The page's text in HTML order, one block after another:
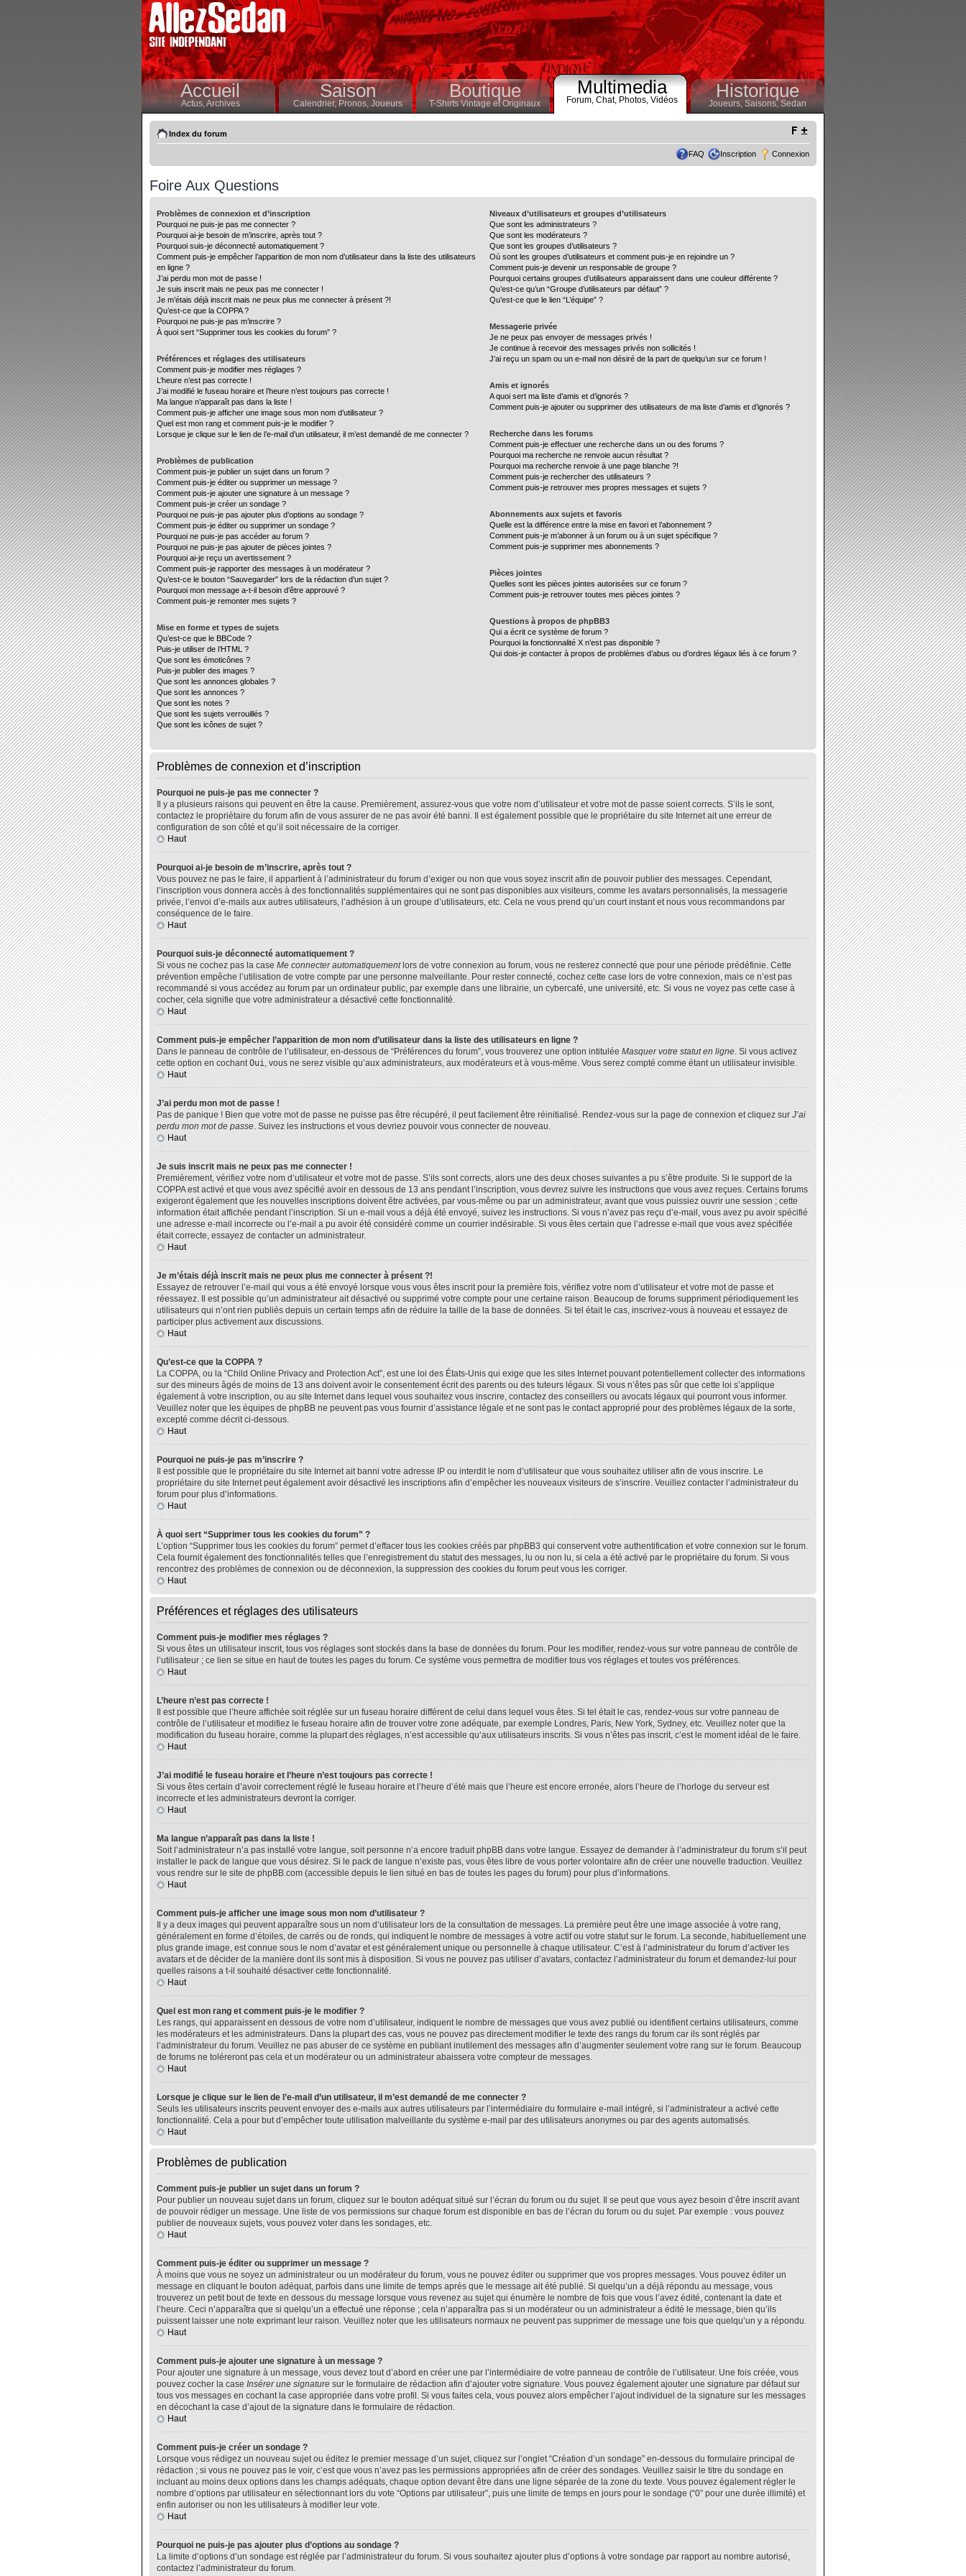
Accueil
Actus,Archives
Saison
Calendrier,Pronos, Joueurs
Boutique
T-Shirts Vintage et Originaux
Multimedia
Forum, Chat, Photos, Vidéos Historique
Joueurs, Saisons,Sedan
Index du forum
FAQ Inscription Connexion
Foire Aux Questions
Problèmes de connexion et d’inscription
Pourquoi ne puis-je pas me connecter ?
Pourquoi ai-je besoin de m’inscrire, après tout ?
Pourquoi suis-je déconnecté automatiquement ?
Comment puis-je empêcher l’apparition de mon nom d’utilisateur dans la liste des utilisateurs
en ligne ?
J’ai perdu mon mot de passe !
Je suis inscrit mais ne peux pas me connecter !
Je m’étais déjà inscrit mais ne peux plus me connecter à présent ?!
Qu’est-ce que la COPPA ?
Pourquoi ne puis-je pas m’inscrire ?
À quoi sert “Supprimer tous les cookies du forum” ?
Préférences et réglages des utilisateurs
Comment puis-je modifier mes réglages ?
L’heure n’est pas correcte !
J’ai modifié le fuseau horaire et l’heure n’est toujours pas correcte !
Ma langue n’apparaît pas dans la liste !
Comment puis-je afficher une image sous mon nom d’utilisateur ?
Quel est mon rang et comment puis-je le modifier ?
Lorsque je clique sur le lien de l’e-mail d’un utilisateur, il m’est demandé de me connecter ?
Problèmes de publication
Comment puis-je publier un sujet dans un forum ?
Comment puis-je éditer ou supprimer un message ?
Comment puis-je ajouter une signature à un message ?
Comment puis-je créer un sondage ?
Pourquoi ne puis-je pas ajouter plus d’options au sondage ?
Comment puis-je éditer ou supprimer un sondage ?
Pourquoi ne puis-je pas accéder au forum ?
Pourquoi ne puis-je pas ajouter de pièces jointes ?
Pourquoi ai-je reçu un avertissement ?
Comment puis-je rapporter des messages à un modérateur ?
Qu’est-ce le bouton “Sauvegarder” lors de la rédaction d’un sujet ?
Pourquoi mon message a-t-il besoin d’être approuvé ?
Comment puis-je remonter mes sujets ?
Mise en forme et types de sujets
Qu’est-ce que le BBCode ?
Puis-je utiliser de l’HTML ?
Que sont les émoticônes ?
Puis-je publier des images ?
Que sont les annonces globales ?
Que sont les annonces ?
Que sont les notes ?
Que sont les sujets verrouillés ?
Que sont les icônes de sujet ?
Niveaux d’utilisateurs et groupes d’utilisateurs
Que sont les administrateurs ?
Que sont les modérateurs ?
Que sont les groupes d’utilisateurs ?
Où sont les groupes d’utilisateurs et comment puis-je en rejoindre un ?
Comment puis-je devenir un responsable de groupe ?
Pourquoi certains groupes d’utilisateurs apparaissent dans une couleur différente ?
Qu’est-ce qu’un “Groupe d’utilisateurs par défaut” ?
Qu’est-ce que le lien “L’équipe” ?
Messagerie privée
Je ne peux pas envoyer de messages privés !
Je continue à recevoir des messages privés non sollicités !
J’ai reçu un spam ou un e-mail non désiré de la part de quelqu’un sur ce forum !
Amis et ignorés
A quoi sert ma liste d’amis et d’ignorés ?
Comment puis-je ajouter ou supprimer des utilisateurs de ma liste d’amis et d’ignorés ?
Recherche dans les forums
Comment puis-je effectuer une recherche dans un ou des forums ?
Pourquoi ma recherche ne renvoie aucun résultat ?
Pourquoi ma recherche renvoie à une page blanche ?!
Comment puis-je rechercher des utilisateurs ?
Comment puis-je retrouver mes propres messages et sujets ?
Abonnements aux sujets et favoris
Quelle est la différence entre la mise en favori et l’abonnement ?
Comment puis-je m’abonner à un forum ou à un sujet spécifique ?
Comment puis-je supprimer mes abonnements ?
Pièces jointes
Quelles sont les pièces jointes autorisées sur ce forum ?
Comment puis-je retrouver toutes mes pièces jointes ?
Questions à propos de phpBB3
Qui a écrit ce système de forum ?
Pourquoi la fonctionnalité X n’est pas disponible ?
Qui dois-je contacter à propos de problèmes d’abus ou d’ordres légaux liés à ce forum ?
Problèmes de connexion et d’inscription
Pourquoi ne puis-je pas me connecter ?
Il y a plusieurs raisons qui peuvent en être la cause. Premièrement, assurez-vous que votre nom d’utilisateur et votre mot de passe soient corrects. S’ils le sont,
contactez le propriétaire du forum afin de vous assurer de ne pas avoir été banni. Il est également possible que le propriétaire du site Internet ait une erreur de
configuration de son côté et qu’il soit nécessaire de la corriger.
Haut
Pourquoi ai-je besoin de m’inscrire, après tout ?
Vous pouvez ne pas le faire, il appartient à l’administrateur du forum d’exiger ou non que vous soyez inscrit afin de pouvoir publier des messages. Cependant,
l’inscription vous donnera accès à des fonctionnalités supplémentaires qui ne sont pas disponibles aux visiteurs, comme les avatars personnalisés, la messagerie
privée, l’envoi d’e-mails aux autres utilisateurs, l’adhésion à un groupe d’utilisateurs, etc. Cela ne vous prend qu’un court instant et nous vous recommandons par
conséquence de le faire.
Haut
Pourquoi suis-je déconnecté automatiquement ?
Si vous ne cochez pas la case Me connecter automatiquementlors de votre connexion au forum, vous ne resterez connecté que pour une période prédéfinie. Cette
prévention empêche l’utilisation de votre compte par une personne malveillante. Pour rester connecté, cochez cette case lors de votre connexion, mais ce n’est pas
recommandé si vous accédez au forum par un ordinateur public, par exemple dans une librairie, un cybercafé, une université, etc. Si vous ne voyez pas cette case à
cocher, cela signifie que votre administrateur a désactivé cette fonctionnalité.
Haut
Comment puis-je empêcher l’apparition de mon nom d’utilisateur dans la liste des utilisateurs en ligne ?
Dans le panneau de contrôle de l’utilisateur, en-dessous de “Préférences du forum”, vous trouverez une option intitulée Masquer votre statut en ligne. Si vous activez
cette option en cochantOui, vous ne serez visible qu’aux administrateurs, aux modérateurs et à vous-même. Vous serez compté comme étant un utilisateur invisible.
Haut
J’ai perdu mon mot de passe !
Pas de panique ! Bien que votre mot de passe ne puisse pas être récupéré, il peut facilement être réinitialisé. Rendez-vous sur la page de connexion et cliquez sur J’ai
perdu mon mot de passe. Suivez les instructions et vous devriez pouvoir vous connecter de nouveau.
Haut
Je suis inscrit mais ne peux pas me connecter !
Premièrement, vérifiez votre nom d’utilisateur et votre mot de passe. S’ils sont corrects, alors une des deux choses suivantes a pu s’être produite. Si le support de la
COPPA est activé et que vous avez spécifié avoir en dessous de 13 ans pendant l’inscription, vous devrez suivre les instructions que vous avez reçues. Certains forums
exigeront également que les nouvelles inscriptions doivent être activées, par vous-même ou par un administrateur, avant que vous puissiez ouvrir une session ; cette
information était affichée pendant l’inscription. Si un e-mail vous a déjà été envoyé, suivez les instructions. Si vous n’avez pas reçu d’e-mail, vous avez pu avoir spécifié
une adresse e-mail incorrecte ou l’e-mail a pu avoir été considéré comme un courrier indésirable. Si vous êtes certain que l’adresse e-mail que vous avez spécifiée
était correcte, essayez de contacter un administrateur.
Haut
Je m’étais déjà inscrit mais ne peux plus me connecter à présent ?!
Essayez de retrouver l’e-mail qui vous a été envoyé lorsque vous vous êtes inscrit pour la première fois, vérifiez votre nom d’utilisateur et votre mot de passe et
réessayez. Il est possible qu’un administrateur ait désactivé ou supprimé votre compte pour une certaine raison. Beaucoup de forums suppriment périodiquement les
utilisateurs qui n’ont rien publiés depuis un certain temps afin de réduire la taille de la base de données. Si tel était le cas, inscrivez-vous à nouveau et essayez de
participer plus activement aux discussions.
Haut
Qu’est-ce que la COPPA ?
La COPPA, ou la “Child Online Privacy and Protection Act”, est une loi des États-Unis qui exige que les sites Internet pouvant potentiellement collecter des informations
sur des mineurs âgés de moins de 13 ans doivent avoir le consentement écrit des parents ou des tuteurs légaux. Si vous n’êtes pas sûr que cette loi s’applique
également à votre inscription, ou au site Internet dans lequel vous souhaitez vous inscrire, contactez des conseillers ou avocats légaux qui pourront vous informer.
Veuillez noter que les équipes de phpBB ne peuvent pas vous fournir d’assistance légale et ne sont pas le contact approprié pour des problèmes légaux de la sorte,
excepté comme décrit ci-dessous.
Haut
Pourquoi ne puis-je pas m’inscrire ?
Il est possible que le propriétaire du site Internet ait banni votre adresse IP ou interdit le nom d’utilisateur que vous souhaitez utiliser afin de vous inscrire. Le
propriétaire du site Internet peut également avoir désactivé les inscriptions afin d’empêcher les nouveaux visiteurs de s’inscrire. Veuillez contacter l’administrateur du
forum pour plus d’informations.
Haut
À quoi sert “Supprimer tous les cookies du forum” ?
L’option “Supprimer tous les cookies du forum” permet d’effacer tous les cookies créés par phpBB3 qui conservent votre authentification et votre connexion sur le forum.
Cela fournit également des fonctionnalités telles que l’enregistrement du statut des messages, lu ou non lu, si cela a été activé par le propriétaire du forum. Si vous
rencontrez des problèmes de connexion ou de déconnexion, la suppression des cookies du forum peut vous les corriger.
Haut
Préférences et réglages des utilisateurs
Comment puis-je modifier mes réglages ?
Si vous êtes un utilisateur inscrit, tous vos réglages sont stockés dans la base de données du forum. Pour les modifier, rendez-vous sur votre panneau de contrôle de
l’utilisateur ; ce lien se situe en haut de toutes les pages du forum. Ce système vous permettra de modifier tous vos réglages et toutes vos préférences.
Haut
L’heure n’est pas correcte !
Il est possible que l’heure affichée soit réglée sur un fuseau horaire différent de celui dans lequel vous êtes. Si tel était le cas, rendez-vous sur votre panneau de
contrôle de l’utilisateur et modifiez le fuseau horaire afin de trouver votre zone adéquate, par exemple Londres, Paris, New York, Sydney, etc. Veuillez noter que la
modification du fuseau horaire, comme la plupart des réglages, n’est accessible qu’aux utilisateurs inscrits. Si vous n’êtes pas inscrit, c’est le moment idéal de le faire.
Haut
J’ai modifié le fuseau horaire et l’heure n’est toujours pas correcte !
Si vous êtes certain d’avoir correctement réglé le fuseau horaire et l’heure d’été mais que l’heure est encore erronée, alors l’heure de l’horloge du serveur est
incorrecte et les administrateurs devront la corriger.
Haut
Ma langue n’apparaît pas dans la liste !
Soit l’administrateur n’a pas installé votre langue, soit personne n’a encore traduit phpBB dans votre langue. Essayez de demander à l’administrateur du forum s’il peut
installer le pack de langue que vous désirez. Si le pack de langue n’existe pas, vous êtes libre de vous porter volontaire afin de créer une nouvelle traduction. Veuillez
vous rendre sur le site de phpBB.com (accessible depuis le lien situé en bas de toutes les pages du forum) pour plus d’informations.
Haut
Comment puis-je afficher une image sous mon nom d’utilisateur ?
Il y a deux images qui peuvent apparaître sous un nom d’utilisateur lors de la consultation de messages. La première peut être une image associée à votre rang,
généralement en forme d’étoiles, de carrés ou de ronds, qui indiquent le nombre de messages à votre actif ou votre statut sur le forum. La seconde, habituellement une
plus grande image, est connue sous le nom d’avatar et est généralement unique ou personnelle à chaque utilisateur. C’est à l’administrateur du forum d’activer les
avatars et de décider de la manière dont ils sont mis à disposition. Si vous ne pouvez pas utiliser d’avatars, contactez l’administrateur du forum et demandez-lui pour
quelles raisons a t-il souhaité désactiver cette fonctionnalité.
Haut
Quel est mon rang et comment puis-je le modifier ?
Les rangs, qui apparaissent en dessous de votre nom d’utilisateur, indiquent le nombre de messages que vous avez publié ou identifient certains utilisateurs, comme
les modérateurs et les administrateurs. Dans la plupart des cas, vous ne pouvez pas directement modifier le texte des rangs du forum car ils sont réglés par
l’administrateur du forum. Veuillez ne pas abuser de ce système en publiant inutilement des messages afin d’augmenter seulement votre rang sur le forum. Beaucoup
de forums ne toléreront pas cela et un modérateur ou un administrateur abaissera votre compteur de messages.
Haut
Lorsque je clique sur le lien de l’e-mail d’un utilisateur, il m’est demandé de me connecter ?
Seuls les utilisateurs inscrits peuvent envoyer des e-mails aux autres utilisateurs par l’intermédiaire du formulaire e-mail intégré, si l’administrateur a activé cette
fonctionnalité. Cela a pour but d’empêcher toute utilisation malveillante du système e-mail par des utilisateurs anonymes ou par des agents automatisés.
Haut
Problèmes de publication
Comment puis-je publier un sujet dans un forum ?
Pour publier un nouveau sujet dans un forum, cliquez sur le bouton adéquat situé sur l’écran du forum ou du sujet. Il se peut que vous ayez besoin d’être inscrit avant
de pouvoir rédiger un message. Une liste de vos permissions sur chaque forum est disponible en bas de l’écran du forum ou du sujet. Par exemple : vous pouvez
publier de nouveaux sujets, vous pouvez voter dans les sondages, etc.
Haut
Comment puis-je éditer ou supprimer un message ?
À moins que vous ne soyez un administrateur ou un modérateur du forum, vous ne pouvez éditer ou supprimer que vos propres messages. Vous pouvez éditer un
message en cliquant le bouton adéquat, parfois dans une limite de temps après que le message ait été publié. Si quelqu’un a déjà répondu au message, vous
trouverez un petit bout de texte en dessous du message lorsque vous revenez au sujet qui énumère le nombre de fois que vous l’avez édité, contenant la date et
l’heure. Ceci n’apparaîtra que si quelqu’un a effectué une réponse ; cela n’apparaîtra pas si un modérateur ou un administrateur a édité le message, bien qu’ils
puissent laisser une note exprimant leur raison. Veuillez noter que les utilisateurs normaux ne peuvent pas supprimer de message une fois que quelqu’un y a répondu.
Haut
Comment puis-je ajouter une signature à un message ?
Pour ajouter une signature à un message, vous devez tout d’abord en créer une par l’intermédiaire de votre panneau de contrôle de l’utilisateur. Une fois créée, vous
pouvez cocher la case Insérer une signature sur le formulaire de rédaction afin d’ajouter votre signature. Vous pouvez également ajouter une signature par défaut sur
tous vos messages en cochant la case appropriée dans votre profil. Si vous faites cela, vous pouvez alors empêcher l’ajout individuel de la signature sur les messages
en décochant la case d’ajout de la signature dans le formulaire de rédaction.
Haut
Comment puis-je créer un sondage ?
Lorsque vous rédigez un nouveau sujet ou éditez le premier message d’un sujet, cliquez sur l’onglet “Création d’un sondage” en-dessous du formulaire principal de
rédaction ; si vous ne pouvez pas le voir, c’est que vous n’avez pas les permissions appropriées afin de créer des sondages. Veuillez saisir le titre du sondage en
incluant au moins deux options dans les champs adéquats, chaque option devant être dans une ligne séparée de la zone du texte. Vous pouvez également régler le
nombre d’options par utilisateur en sélectionnant lors du vote “Options par utilisateur”, puis une limite de temps en jours pour le sondage (“0” pour une durée illimité) et
enfin autoriser ou non les utilisateurs à modifier leur vote.
Haut
Pourquoi ne puis-je pas ajouter plus d’options au sondage ?
La limite d’options d’un sondage est réglée par l’administrateur du forum. Si vous souhaitez ajouter plus d’options à votre sondage par rapport au nombre autorisé,
contactez l’administrateur du forum.